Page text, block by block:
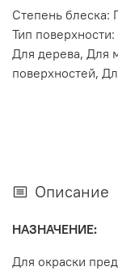
Степень блеска:
Тип поверхности:
Для дерева, Для
поверхностей,
Описание
НАЗНАЧЕНИЕ:
Для окраски